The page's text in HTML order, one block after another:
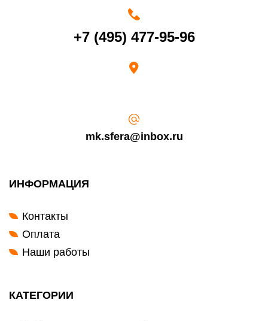
счет в течение 5-30 рабочих дней (срок зависит от банка, который
выдал Вашу банковскую карту).+7 (495) 477-95-96
mk.sfera@inbox.ru
ИНФОРМАЦИЯ
Контакты
Оплата
Наши работы
КАТЕГОРИИ